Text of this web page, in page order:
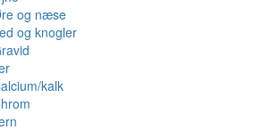
og næse
og knogler
kalk